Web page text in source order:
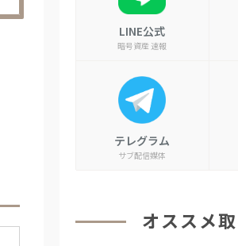
LINE公式
暗号資産 速報
テレグラム
サブ配信媒体
オススメ